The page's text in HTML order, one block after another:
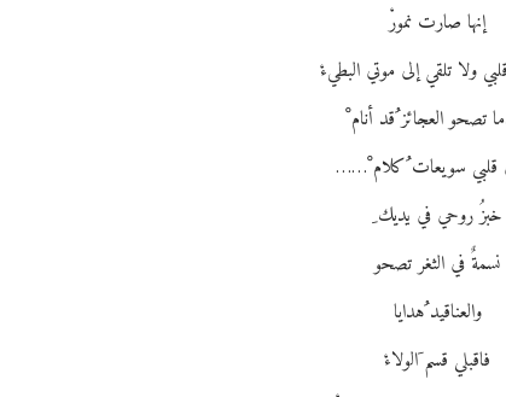
إنها صارت نمورْ
ولا تلقي إلى موتي البطيءْ
تصحو العجائز ُقد أنام
قلبي سويعات ُكلام ْ……
خبزُ روحي في يديك ِ
نسمةٌ في الثغر تصحو
والعناقيد ُهدايا
فاقبلي قسم َالولاءْ